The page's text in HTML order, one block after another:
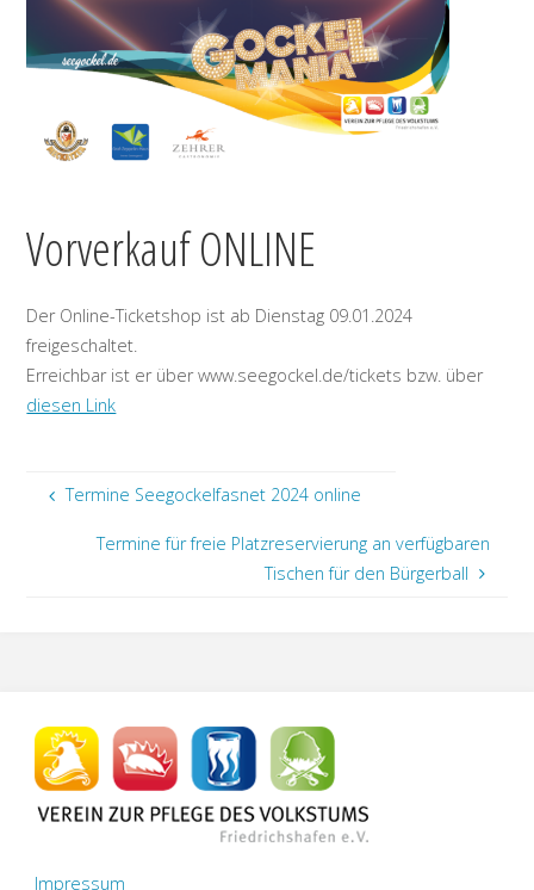
Vorverkauf ONLINE
Der Online-Ticketshop ist ab Dienstag 09.01.2024
freigeschaltet.
Erreichbar ist er über www.seegockel.de/tickets bzw. über
diesen Link
Termine Seegockelfasnet 2024 online
Termine für freie Platzreservierung an verfügbaren
Tischen für den Bürgerball
Impressum